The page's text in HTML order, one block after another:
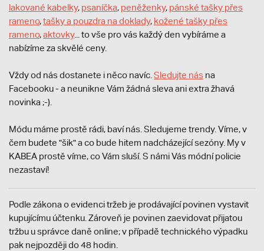
lakované kabelky, psaníčka, peněženky, pánské tašky přes
rameno,tašky a pouzdra na doklady, kožené tašky přes
rameno,aktovky... to vše pro vás každý den vybíráme a
nabízíme za skvělé ceny.
Vždy od nás dostanete i něco navíc. Sledujte nás na
Facebooku - a neunikne Vám žádná sleva ani extra žhavá
novinka ;-).
Módu máme prostě rádi, baví nás. Sledujeme trendy. Víme, v
čem budete "šik" a co bude hitem nadcházející sezóny. My v
KABEA prostě víme, co Vám sluší. S námi Vás módní policie
nezastaví!
Podle zákona o evidenci tržeb je prodávající povinen vystavit
kupujícímu účtenku. Zároveň je povinen zaevidovat přijatou
tržbu u správce daně online; v případě technického výpadku
pak nejpozději do 48 hodin.